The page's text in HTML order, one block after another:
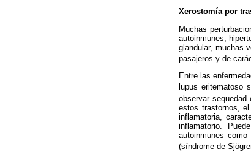
Xerostomía por
Muchas
autoinmunes,
glandular, muchas
pasajeros y de
Entre las
lupus eritematoso
observar
estos trastornos,
inflamatoria,
inflamatorio.
autoinmunes
(síndrome de